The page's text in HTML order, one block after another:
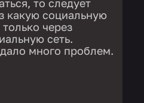
то следует
какую социальную
через
сеть.
много проблем.